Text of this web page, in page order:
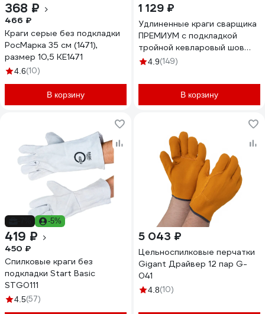
368 ₽
466 ₽
Краги серые без подкладки
РосМарка 35 см (1471),
размер 10,5 КЕ1471
4.6(10)
В корзину
1 129 ₽
Удлиненные краги сварщика
ПРЕМИУМ с подкладкой
тройной кевларовый шов
размер 10/XL Jeta Safety
4.9(149)
В корзину
-5%
419 ₽
450 ₽
Спилковые краги без
подкладки Start Basic
STG0111
4.5(57)
5 043 ₽
Цельноспилковые перчатки
Gigant Драйвер 12 пар G-
041
4.8(10)